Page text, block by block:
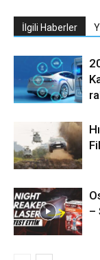
İlgili Haberler
–